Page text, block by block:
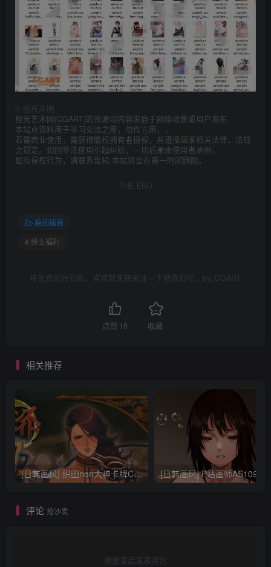
版权声明
橙光艺术网(CGART)的资源均内容来自于网络收集或用户发布.
本站点资料用于学习交流之用，勿作它用，；
若需商业使用，需获得版权拥有者授权，并遵循国家相关法律、法规
之规定。如因非法使用引起纠纷，一切后果由使用者承担。
如有侵权行为，请联系告知 本站将会在第一时间删除。
THE END
原画插画
# 绅士福利
将免费进行到底，喜欢就支持关注一下吧我们吧，by_CGART
点赞 16 收藏
相关推荐
[日韩画风] 织田non大神卡牌CG插画设计画集256P 161M_CG原画资源
评论 抢沙发
请登录后发表评论